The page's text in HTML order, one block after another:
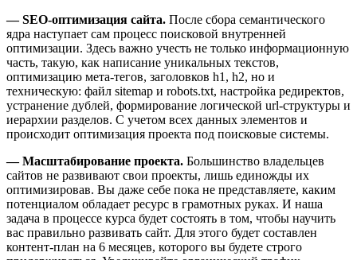
— SEO-оптимизация сайта. После сбора семантического
ядра наступает сам процесс поисковой внутренней
оптимизации. Здесь важно учесть не только информационную
часть, такую, как написание уникальных текстов,
оптимизацию мета-тегов, заголовков h1, h2, но и
техническую: файл sitemap и robots.txt, настройка редиректов,
устранение дублей, формирование логической url-структуры и
иерархии разделов. С учетом всех данных элементов и
происходит оптимизация проекта под поисковые системы.
— Масштабирование проекта. Большинство владельцев
сайтов не развивают свои проекты, лишь единожды их
оптимизировав. Вы даже себе пока не представляете, каким
потенциалом обладает ресурс в грамотных руках. И наша
задача в процессе курса будет состоять в том, чтобы научить
вас правильно развивать сайт. Для этого будет составлен
контент-план на 6 месяцев, которого вы будете строго